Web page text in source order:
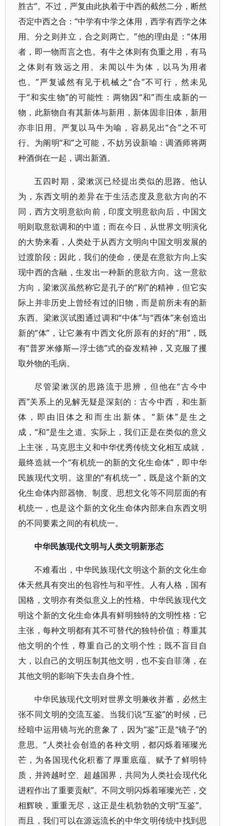
胜古”。不过，严复由此执着于中西的截然二分，断然
否定中西之合：“中学有中学之体用，西学有西学之体
用。分之则并立，合之则两亡。”他的理由是：“体用
者，即一物而言之也。有牛之体则有负重之用，有马
之体则有致远之用。未闻以牛为体，以马为用者
也。”严复诚然有见于机械之“合”不可行，然未见
于“和实生物”的可能性：两物因“和”而生成新的一
物，此新物自有其新体与新用，新体固非旧体，新用
亦非旧用。严复以马牛为喻，容易见出“合”之不可
行。为阐明“和”之可能，不妨另设新喻：调酒师将两
种酒倒在一起，调出新酒。
五四时期，梁漱溟已经提出类似的思路。他认
为，东西文明的差异在于生活态度及意欲方向的不
同，西方文明意欲向前，印度文明意欲向后，中国文
明则取意欲调和的中道；而在今日，从世界文明演化
的大势来看，人类处于从西方文明向中国文明发展的
过渡阶段；因此，我们的使命，便是在意欲方向上实
现中西的含融，生发出一种新的意欲方向。这一意欲
方向，梁漱溟虽然称它是孔子的“刚”的精神，但它实
际上并非历史上曾经有过的旧物，而是前所未有的新
东西。梁漱溟试图通过调和“中体”与“西体”来创造出
新的“体”，让它兼有中西文化所原有的好的“用”，既
有“普罗米修斯—浮士德”式的奋发精神，又克服了攫
取外物的毛病。
尽管梁漱溟的思路流于思辨，但他在“古今中
西”关系上的见解无疑是深刻的：古今中西，和生新
体，即由旧体之和而生出新体。“新体”是生之
成，“和”是生之道。实际上，我们正是在类似的意义
上主张，马克思主义和中华优秀传统文化相互成就，
最终造就一个“有机统一的新的文化生命体”，即中华
民族现代文明。这里的“有机统一”，既是这个新的文
化生命体内部器物、制度、思想文化等不同层面的有
机统一，也是这个新的文化生命体内部来自东西文明
的不同要素之间的有机统一。
中华民族现代文明与人类文明新形态
不难看出，中华民族现代文明这个新的文化生命
体天然具有突出的包容性与和平性。人有人格，国有
国格，文明亦有类似意义上的性格。中华民族现代文
明这个新的文化生命体具有鲜明独特的文明性格：它
主张，每种文明都有其不可替代的独特价值；尊重其
他文明的个性，尊重自己的文明个性；既不盲目自
大，以自己的文明压制其他文明，也不妄自菲薄，在
其他文明的影响下失去自身个性。
中华民族现代文明对世界文明兼收并蓄，必然主
张不同文明的交流互鉴。当我们说“互鉴”的时候，已
经暗中运用镜与光的意象了，因为“鉴”正是“镜子”的
意思。“人类社会创造的各种文明，都闪烁着璀璨光
芒，为各国现代化积蓄了厚重底蕴、赋予了鲜明特
质，并跨越时空、超越国界，共同为人类社会现代化
进程作出了重要贡献”。不同文明闪烁着璀璨光芒，交
相辉映，重重无尽，这正是生机勃勃的文明“互鉴”。
而且，我们可以在源远流长的中华文明传统中找到思